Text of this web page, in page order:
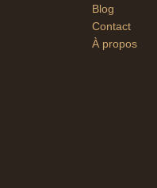
Blog
Contact
À propos